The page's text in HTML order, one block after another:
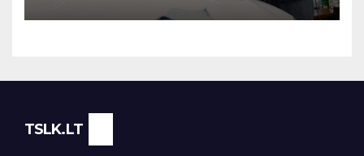
TSLK.LT